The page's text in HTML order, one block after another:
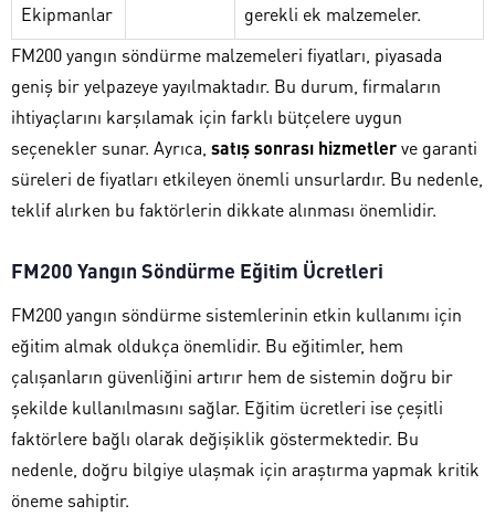
Ekipmanlar
gerekli ek malzemeler.
FM200 yangın söndürme malzemeleri fiyatları, piyasada
geniş bir yelpazeye yayılmaktadır. Bu durum, firmaların
ihtiyaçlarını karşılamak için farklı bütçelere uygun
seçenekler sunar. Ayrıca, satış sonrası hizmetlerve garanti
süreleri de fiyatları etkileyen önemli unsurlardır. Bu nedenle,
teklif alırken bu faktörlerin dikkate alınması önemlidir.
FM200 Yangın Söndürme Eğitim Ücretleri
FM200 yangın söndürme sistemlerinin etkin kullanımı için
eğitim almak oldukça önemlidir. Bu eğitimler, hem
çalışanların güvenliğini artırır hem de sistemin doğru bir
şekilde kullanılmasını sağlar. Eğitim ücretleri ise çeşitli
faktörlere bağlı olarak değişiklik göstermektedir. Bu
nedenle, doğru bilgiye ulaşmak için araştırma yapmak kritik
öneme sahiptir.